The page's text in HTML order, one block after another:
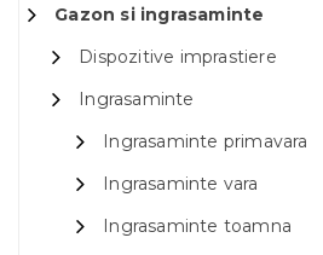
Gazon si ingrasaminte
Dispozitive imprastiere
Ingrasaminte
Ingrasaminte primavara
Ingrasaminte vara
Ingrasaminte toamna